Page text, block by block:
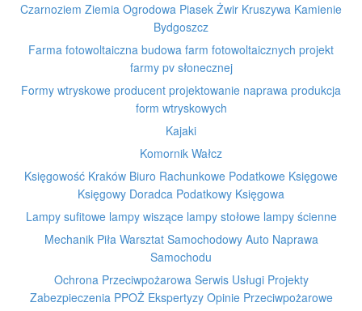
Czarnoziem Ziemia Ogrodowa Piasek Żwir Kruszywa Kamienie
Bydgoszcz
Farma fotowoltaiczna budowa farm fotowoltaicznych projekt
farmy pv słonecznej
Formy wtryskowe producent projektowanie naprawa produkcja
form wtryskowych
Kajaki
Komornik Wałcz
Księgowość Kraków Biuro Rachunkowe Podatkowe Księgowe
Księgowy Doradca Podatkowy Księgowa
Lampy sufitowe lampy wiszące lampy stołowe lampy ścienne
Mechanik Piła Warsztat Samochodowy Auto Naprawa
Samochodu
Ochrona Przeciwpożarowa Serwis Usługi Projekty
Zabezpieczenia PPOŻ Ekspertyzy Opinie Przeciwpożarowe